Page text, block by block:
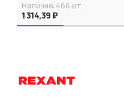
Наличие: 466 шт.
1 314,39 ₽